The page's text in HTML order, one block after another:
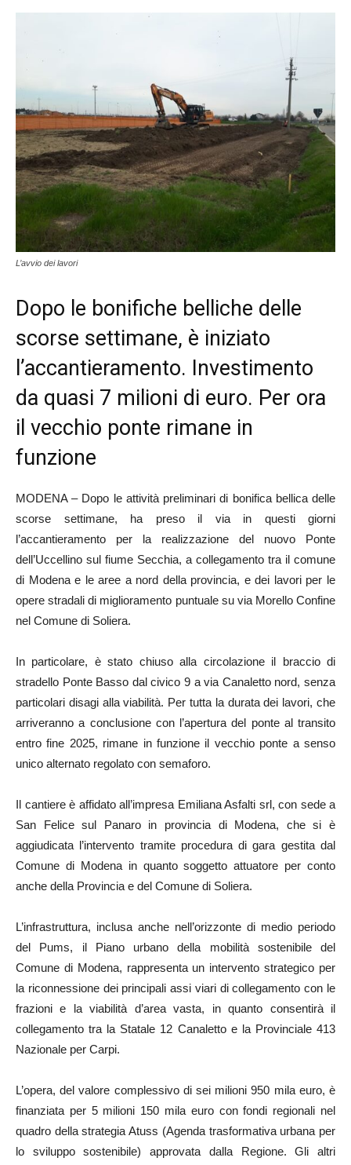
L’avvio dei lavori
Dopo le bonifiche belliche delle
scorse settimane, è iniziato
l’accantieramento. Investimento
da quasi 7 milioni di euro. Per ora
il vecchio ponte rimane in
funzione
MODENA – Dopo le attività preliminari di bonifica bellica delle
scorse settimane, ha preso il via in questi giorni
l’accantieramento per la realizzazione del nuovo Ponte
dell’Uccellino sul fiume Secchia, a collegamento tra il comune
di Modena e le aree a nord della provincia, e dei lavori per le
opere stradali di miglioramento puntuale su via Morello Confine
nel Comune di Soliera.
In particolare, è stato chiuso alla circolazione il braccio di
stradello Ponte Basso dal civico 9 a via Canaletto nord, senza
particolari disagi alla viabilità. Per tutta la durata dei lavori, che
arriveranno a conclusione con l’apertura del ponte al transito
entro fine 2025, rimane in funzione il vecchio ponte a senso
unico alternato regolato con semaforo.
Il cantiere è affidato all’impresa Emiliana Asfalti srl, con sede a
San Felice sul Panaro in provincia di Modena, che si è
aggiudicata l’intervento tramite procedura di gara gestita dal
Comune di Modena in quanto soggetto attuatore per conto
anche della Provincia e del Comune di Soliera.
L’infrastruttura, inclusa anche nell’orizzonte di medio periodo
del Pums, il Piano urbano della mobilità sostenibile del
Comune di Modena, rappresenta un intervento strategico per
la riconnessione dei principali assi viari di collegamento con le
frazioni e la viabilità d’area vasta, in quanto consentirà il
collegamento tra la Statale 12 Canaletto e la Provinciale 413
Nazionale per Carpi.
L’opera, del valore complessivo di sei milioni 950 mila euro, è
finanziata per 5 milioni 150 mila euro con fondi regionali nel
quadro della strategia Atuss (Agenda trasformativa urbana per
lo sviluppo sostenibile) approvata dalla Regione. Gli altri